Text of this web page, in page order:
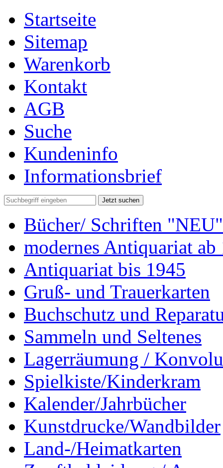
Startseite
Sitemap
Warenkorb
Kontakt
AGB
Suche
Kundeninfo
Informationsbrief
Jetzt suchen
Bücher/ Schriften "NEU"
modernes Antiquariat ab
Antiquariat bis 1945
Gruß- und Trauerkarten
Buchschutz und
Sammeln und Seltenes
Lagerräumung /
Spielkiste/Kinderkram
Kalender/Jahrbücher
Kunstdrucke/Wandbilder
Land-/Heimatkarten